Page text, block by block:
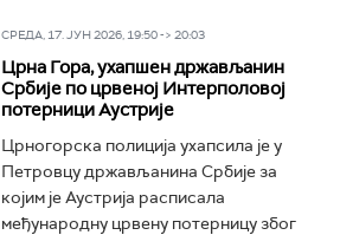
СРЕДА, 17. ЈУН 2026, 19:50 -> 20:03
Црна Гора, ухапшен држављанин
Србије по црвеној Интерполовој
потерници Аустрије
Црногорска полиција ухапсила је у
Петровцу држављанина Србије за
којим је Аустрија расписала
међународну црвену потерницу због